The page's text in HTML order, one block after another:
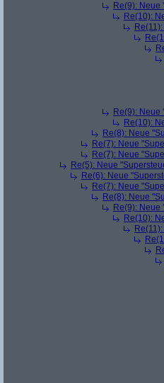
Re(9): Neue
Re(10):
Re(9): Neue
Re(10):
Re(8): Neue
Re(7): Neue
Re(7): Neue
Re(5): Neue
Re(6): Neue
Re(7): Neue
Re(8): Neue
Re(9): Neue
Re(10):